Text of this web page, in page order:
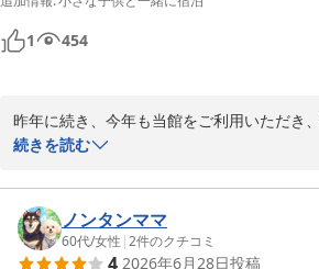
り楽しみにお待ちしております。
奥州秋保温泉 蘭亭
1 454
昨年に続き、今年も当館をご利用いただき
ました。
新しく設けた貸切風呂で、お子様とゆっく
のこと、大変うれしく拝読いたしました。
だけたようで何よりでございます。一方、
続きを読む
ノンタンママ
60代/女性 |2件のクチコミ
4 2026年6月28日投稿